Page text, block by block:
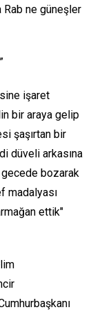
Rab ne güneşler
işaret
bir araya gelip
şaşırtan bir
düveli arkasına
gecede bozarak
madalyası
ettik"